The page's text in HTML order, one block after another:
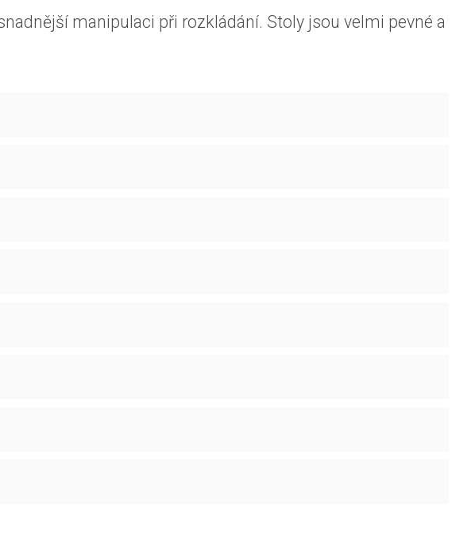
manipulaci při rozkládání. Stoly jsou velmi pevné a